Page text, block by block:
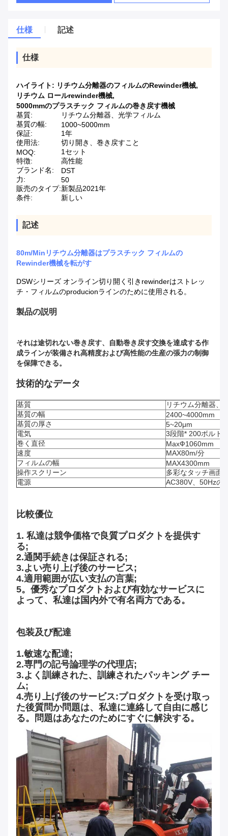
仕様 記述
仕様
ハイライト: リチウム分離器のフィルムのRewinder機械,
リチウム ロールrewinder機械,
5000mmのプラスチック フィルムの巻き戻す機械
基質:
リチウム分離器、光学フィルム
基質の幅:
1000~5000mm
保証:
1年
使用法:
切り開き、巻き戻すこと
MOQ:
1セット
特徴:
高性能
ブランド名:
DST
力:
50
販売のタイプ:新製品2021年
条件:
新しい
記述
80m/Minリチウム分離器はプラスチック フィルムの
Rewinder機械を転がす
DSWシリーズ オンライン切り開く引きrewinderはストレッ
チ・フィルムのproducionラインのために使用される。
製品の説明
それは途切れない巻き戻す、自動巻き戻す交換を達成する作
成ラインが装備され高精度および高性能の生産の張力の制御
を保障できる。
技術的なデータ
基質
リチウム分離器、
基質の幅
2400~4000mm
基質の厚さ
5~20μm
電気
3段階* 200ボルト
巻く直径
MaxФ1060mm
速度
MAX80m/分
フィルムの幅
MAX4300mm
操作スクリーン
多彩なタッチ画面
電源
AC380V、50Hzの
比較優位
1. 私達は競争価格で良質プロダクトを提供す
る;
2.通関手続きは保証される;
3.よい売り上げ後のサービス;
4.適用範囲が広い支払の言葉;
5。優秀なプロダクトおよび有効なサービスに
よって、私達は国内外で有名両方である。
包装及び配達
1.敏速な配達;
2.専門の記号論理学の代理店;
3.よく訓練された、訓練されたパッキング チー
ム;
4.売り上げ後のサービス:プロダクトを受け取っ
た後質問か問題は、私達に連絡して自由に感じ
る。問題はあなたのためにすぐに解決する。